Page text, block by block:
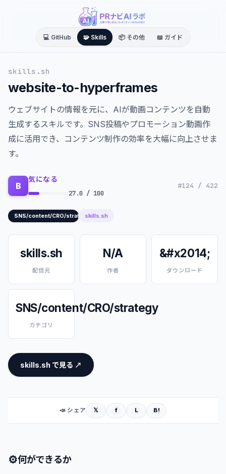
💻 GitHub 🧩 Skills 📦 その他 📖 ガイド
skills.sh
website-to-hyperframes
ウェブサイトの情報を元に、AIが動画コンテンツを自動
生成するスキルです。SNS投稿やプロモーション動画作
成に活用でき、コンテンツ制作の効率を大幅に向上させま
す。
B
気になる
27.0 / 100
#124 / 422
SNS/content/CRO/strategyskills.sh
skills.sh
配信元
N/A
作者
&#x2014;
ダウンロード
SNS/content/CRO/strategy
カテゴリ
skills.sh で見る ↗
📣 シェア 𝕏 f L B!
⚙何ができるか